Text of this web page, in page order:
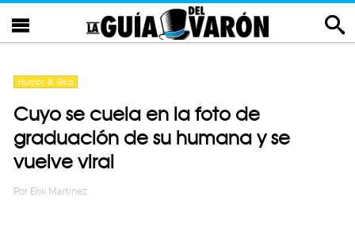
Humor & Risa
Cuyo se cuela en la foto de
graduación de su humana y se
vuelve viral
Por Erik Martinez